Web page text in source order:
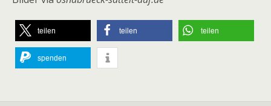
teilen teilen teilen
spenden